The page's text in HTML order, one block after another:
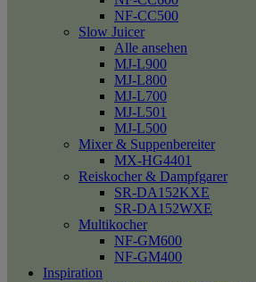
NF-CC500
Slow Juicer
Alle ansehen
MJ-L900
MJ-L800
MJ-L700
MJ-L501
MJ-L500
Mixer & Suppenbereiter
MX-HG4401
Reiskocher & Dampfgarer
SR-DA152KXE
SR-DA152WXE
Multikocher
NF-GM600
NF-GM400
Inspiration